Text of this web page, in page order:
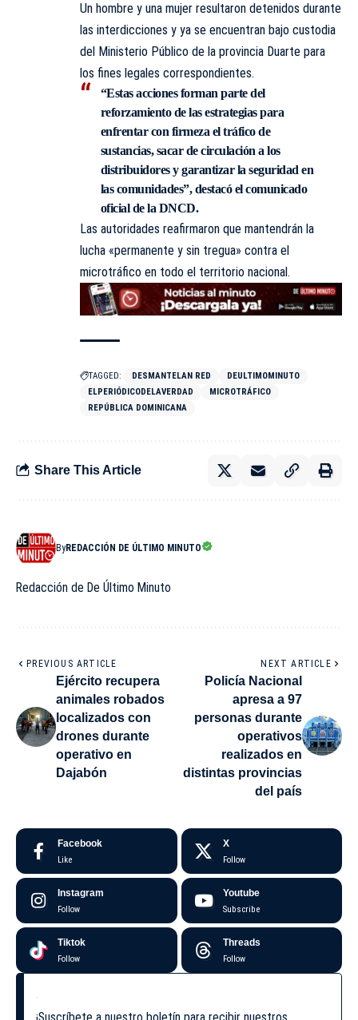
Un hombre y una mujer resultaron detenidos durante
las interdicciones y ya se encuentran bajo custodia
del Ministerio Público de la provincia Duarte para
los fines legales correspondientes.
“Estas acciones forman parte del
reforzamiento de las estrategias para
enfrentar con firmeza el tráfico de
sustancias, sacar de circulación a los
distribuidores y garantizar la seguridad en
las comunidades”, destacó el comunicado
oficial de la DNCD.
Las autoridades reafirmaron que mantendrán la
lucha «permanente y sin tregua» contra el
microtráfico en todo el territorio nacional.
TAGGED: DESMANTELAN RED
DEULTIMOMINUTO
ELPERIÓDICODELAVERDAD
MICROTRÁFICO
REPÚBLICA DOMINICANA
Share This Article
ByREDACCIÓN DE ÚLTIMO MINUTO
Redacción de De Último Minuto
PREVIOUS ARTICLE
Ejército recupera
animales robados
localizados con
drones durante
operativo en
Dajabón
NEXT ARTICLE
Policía Nacional
apresa a 97
personas durante
operativos
realizados en
distintas provincias
del país
Facebook
Like
X
Follow
Instagram
Follow
Youtube
Subscribe
Tiktok
Follow
Threads
Follow